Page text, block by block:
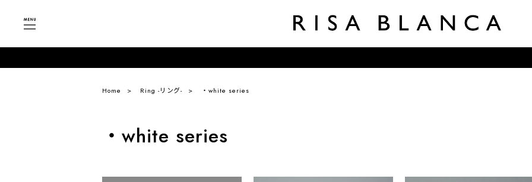
Home Ring -リング- ・white series
・white series